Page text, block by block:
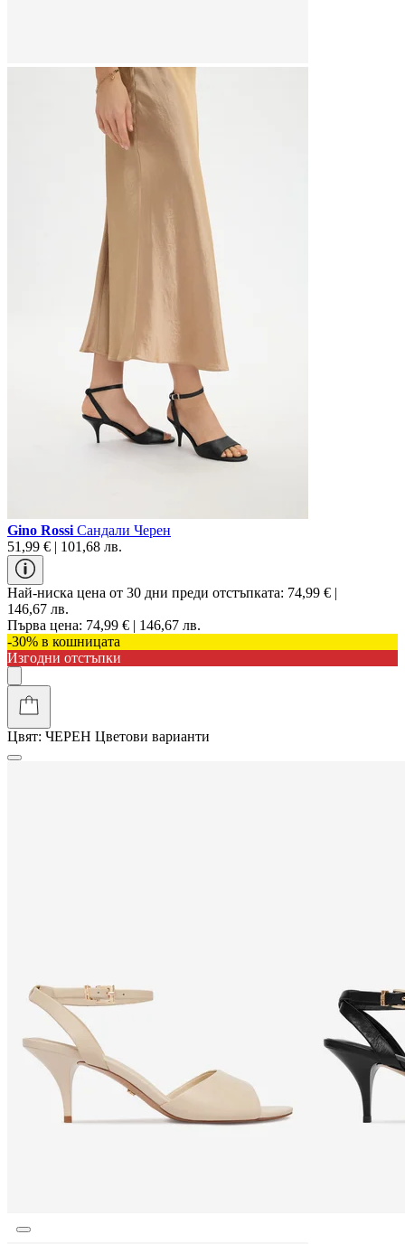
Gino Rossi Сандали Черен
51,99 € | 101,68 лв.
Най-ниска цена от 30 дни преди отстъпката: 74,99 € |
146,67 лв.
Първа цена: 74,99 € | 146,67 лв.
-30% в кошницата
Изгодни отстъпки
Цвят: ЧЕРЕН Цветови варианти